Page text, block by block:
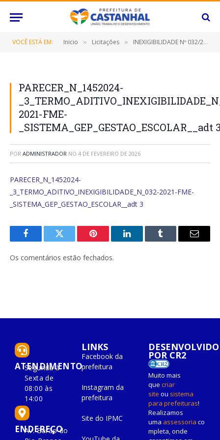
VOCÊ ESTÁ EM: Inicio » Licitações » INEXIGIBILIDADE Nº 032/2021 (PRESTAÇÃO DE SERVIÇOS DE IMPLANTAÇÃO, LICENCIAMENTO, MANUTENÇÃO, TREINAMENTOS, ATENDIMENTO ONLINE E PRESENCIAL DE SISTEMA GEP GESTÃO ESCOLAR)
PARECER_N_1452024-
2021-FME-
_SISTEMA_GEP_GESTAO_ESCOLAR__adt
POR ADMINISTRADOR NO 4 DE FEVEREIRO DE 2026
PARECER_N_1452024-
_3_TERMO_ADITIVO_INEXIGIBILIDADE_N_032-2021-FME-
_SISTEMA_GEP_GESTAO_ESCOLAR__adt 3
FacebookTwitter Pinterest O
Tumblr
E-
Os comentários estão fechados.
ATENDIMENTO
Segunda à
Sexta de
08:00 às
14:00
ENDEREÇO
Av. Barão do
LINKS
Facebook da
prefeitura
Instagram da
prefeitura
Site do IPMC
DESENVOLVIDO
POR CR2
Muito mais
que criar
site ou sistema
para prefeituras!
Realizamos
uma assessoria co
mpleta, onde